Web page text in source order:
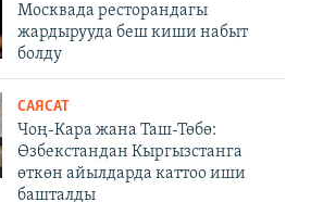
Москвада ресторандагы
жардырууда беш киши набыт
болду
САЯСАТ
Чоң-Кара жана Таш-Төбө:
Өзбекстандан Кыргызстанга
өткөн айылдарда каттоо иши
башталды